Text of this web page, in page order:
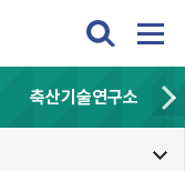
축산기술연구소